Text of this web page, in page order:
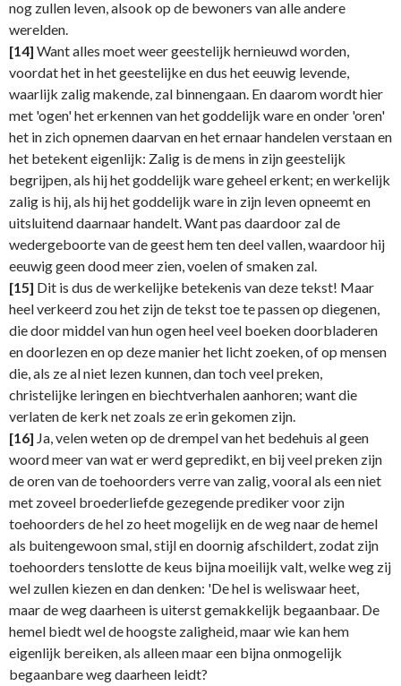
nog zullen leven, alsook op de bewoners van alle andere
werelden.
[14] Want alles moet weer geestelijk hernieuwd worden,
voordat het in het geestelijke en dus het eeuwig levende,
waarlijk zalig makende, zal binnengaan. En daarom wordt hier
met 'ogen' het erkennen van het goddelijk ware en onder 'oren'
het in zich opnemen daarvan en het ernaar handelen verstaan en
het betekent eigenlijk: Zalig is de mens in zijn geestelijk
begrijpen, als hij het goddelijk ware geheel erkent; en werkelijk
zalig is hij, als hij het goddelijk ware in zijn leven opneemt en
uitsluitend daarnaar handelt. Want pas daardoor zal de
wedergeboorte van de geest hem ten deel vallen, waardoor hij
eeuwig geen dood meer zien, voelen of smaken zal.
[15] Dit is dus de werkelijke betekenis van deze tekst! Maar
heel verkeerd zou het zijn de tekst toe te passen op diegenen,
die door middel van hun ogen heel veel boeken doorbladeren
en doorlezen en op deze manier het licht zoeken, of op mensen
die, als ze al niet lezen kunnen, dan toch veel preken,
christelijke leringen en biechtverhalen aanhoren; want die
verlaten de kerk net zoals ze erin gekomen zijn.
[16] Ja, velen weten op de drempel van het bedehuis al geen
woord meer van wat er werd gepredikt, en bij veel preken zijn
de oren van de toehoorders verre van zalig, vooral als een niet
met zoveel broederliefde gezegende prediker voor zijn
toehoorders de hel zo heet mogelijk en de weg naar de hemel
als buitengewoon smal, stijl en doornig afschildert, zodat zijn
toehoorders tenslotte de keus bijna moeilijk valt, welke weg zij
wel zullen kiezen en dan denken: 'De hel is weliswaar heet,
maar de weg daarheen is uiterst gemakkelijk begaanbaar. De
hemel biedt wel de hoogste zaligheid, maar wie kan hem
eigenlijk bereiken, als alleen maar een bijna onmogelijk
begaanbare weg daarheen leidt?